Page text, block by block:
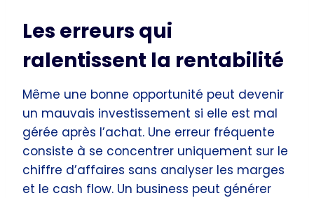
Les erreurs qui
ralentissent la rentabilité
Même une bonne opportunité peut devenir
un mauvais investissement si elle est mal
gérée après l’achat. Une erreur fréquente
consiste à se concentrer uniquement sur le
chiffre d’affaires sans analyser les marges
et le cash flow. Un business peut générer